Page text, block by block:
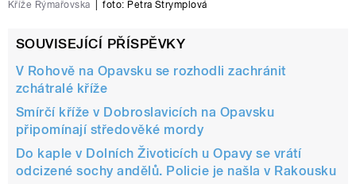
Kříže Rýmařovska foto: Petra Štrymplová
SOUVISEJÍCÍ PŘÍSPĚVKY
V Rohově na Opavsku se rozhodli zachránit
zchátralé kříže
Smírčí kříže v Dobroslavicích na Opavsku
připomínají středověké mordy
Do kaple v Dolních Životicích u Opavy se vrátí
odcizené sochy andělů. Policie je našla v Rakousku